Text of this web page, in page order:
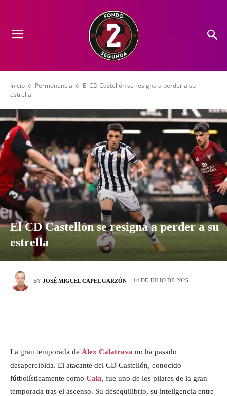
Inicio Permanencia
El CD Castellón se resigna a perder a su
estrella
El CD Castellón se resigna a perder a su
estrella
BY JOSÉ MIGUEL CAPEL GARZÓN 14 DE JULIO DE 2025
La gran temporada de Álex Calatrava no ha pasado
desapercibida. El atacante del CD Castellón, conocido
fútbolísticamente como Cala, fue uno de los pilares de la gran
temporada tras el ascenso. Su desequilibrio, su inteligencia entre